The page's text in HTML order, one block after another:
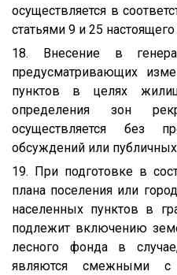
осуществляется в
статьями 9 и 25
18. Внесение в
предусматривающих
пунктов в целях
определения зон
осуществляется без
обсуждений или
19. При подготовке в
плана поселения или
населенных пунктов в
подлежит включению
лесного фонда в
являются смежными с